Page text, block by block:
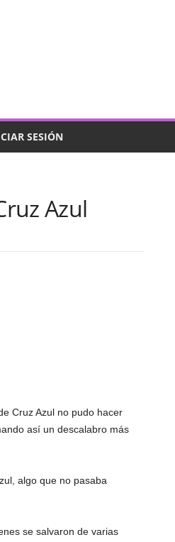
SESIÓN
Azul
Cruz Azul no pudo hacer
así un descalabro más
algo que no pasaba
se salvaron de varias